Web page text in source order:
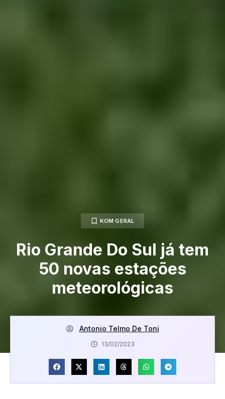
KOM GERAL
Rio Grande Do Sul já tem
50 novas estações
meteorológicas
Antonio Telmo De Toni
13/02/2023